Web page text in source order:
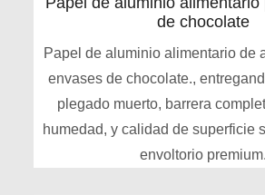
de chocolate
Papel de aluminio alimentario de
envases de chocolate.,
plegado muerto, barrera
humedad, y calidad de superficie
envoltorio premium.